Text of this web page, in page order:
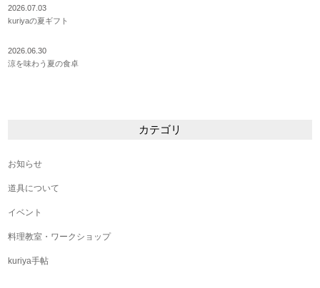
2026.07.03
kuriyaの夏ギフト
2026.06.30
涼を味わう夏の食卓
カテゴリ
お知らせ
道具について
イベント
料理教室・ワークショップ
kuriya手帖